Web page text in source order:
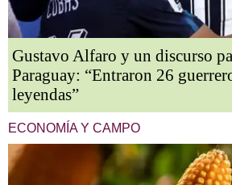
Gustavo Alfaro y un discurso
Paraguay: “Entraron 26
leyendas”
ECONOMÍA Y CAMPO